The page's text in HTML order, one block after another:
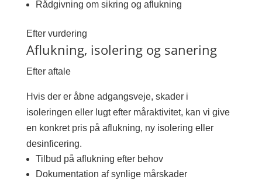
Rådgivning om sikring og aflukning
Efter vurdering
Aflukning, isolering og sanering
Efter aftale
Hvis der er åbne adgangsveje, skader i
isoleringen eller lugt efter måraktivitet, kan vi give
en konkret pris på aflukning, ny isolering eller
desinficering.
Tilbud på aflukning efter behov
Dokumentation af synlige mårskader